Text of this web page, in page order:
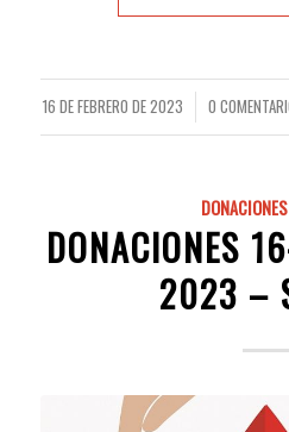
16 DE FEBRERO DE 2023
/ 0 /
DONACIONES
2023 –